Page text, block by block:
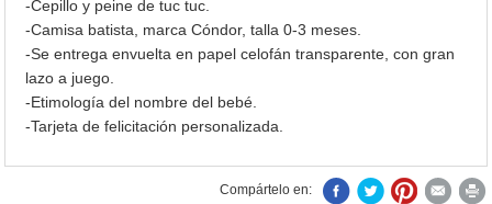
-Cepillo y peine de tuc tuc.
-Camisa batista, marca Cóndor, talla 0-3 meses.
-Se entrega envuelta en papel celofán transparente, con gran
lazo a juego.
-Etimología del nombre del bebé.
-Tarjeta de felicitación personalizada.
Compártelo en: